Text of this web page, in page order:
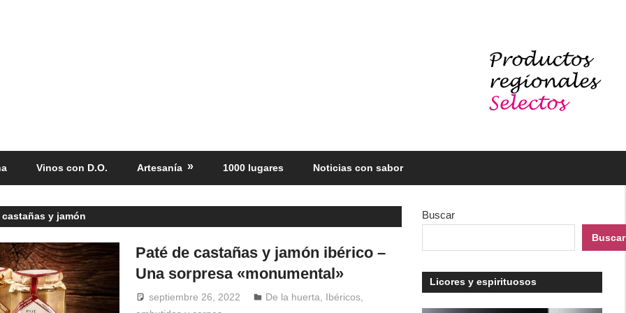
Vinos con D.O. Artesanía 1000 lugares Noticias con sabor
castañas y jamón
Paté de castañas y jamón ibérico –
Una sorpresa «monumental»
septiembre 26, 2022 Windrose
De la huerta
Ibéricos,
Buscar
Buscar
Licores y espirituosos